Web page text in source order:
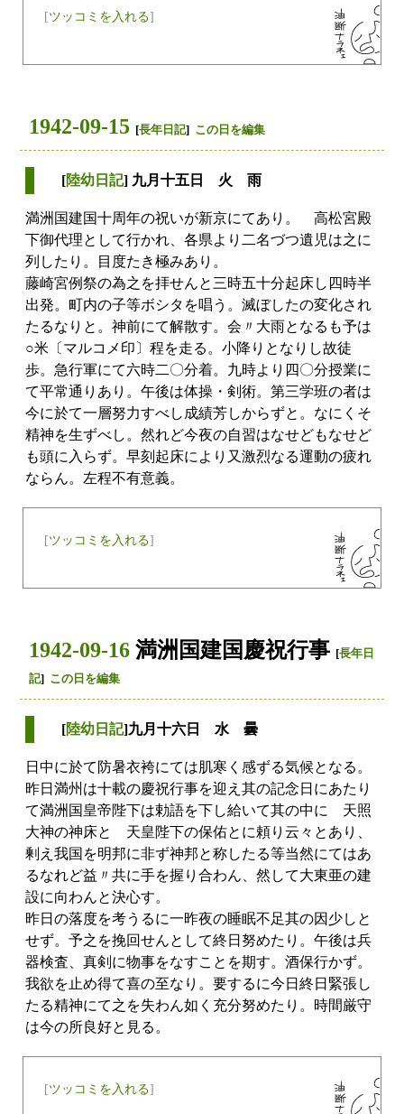
[ツッコミを入れる]
1942-09-15 [長年日記] この日を編集
[陸幼日記] 九月十五日 火 雨
満洲国建国十周年の祝いが新京にてあり。 高松宮殿
下御代理として行かれ、各県より二名づつ遺児は之に
列したり。目度たき極みあり。
藤崎宮例祭の為之を拝せんと三時五十分起床し四時半
出発。町内の子等ボシタを唱う。滅ぼしたの変化され
たるなりと。神前にて解散す。会〃大雨となるも予は
○米〔マルコメ印〕程を走る。小降りとなりし故徒
歩。急行軍にて六時二〇分着。九時より四〇分授業に
て平常通りあり。午後は体操・剣術。第三学班の者は
今に於て一層努力すべし成績芳しからずと。なにくそ
精神を生ずべし。然れど今夜の自習はなせどもなせど
も頭に入らず。早刻起床により又激烈なる運動の疲れ
ならん。左程不有意義。
[ツッコミを入れる]
1942-09-16 満洲国建国慶祝行事 [長年日
記] この日を編集
[陸幼日記]九月十六日 水 曇
日中に於て防暑衣袴にては肌寒く感ずる気候となる。
昨日満州は十載の慶祝行事を迎え其の記念日にあたり
て満洲国皇帝陛下は勅語を下し給いて其の中に 天照
大神の神床と 天皇陛下の保佑とに頼り云々とあり、
剰え我国を明邦に非ず神邦と称したる等当然にてはあ
るなれど益〃共に手を握り合わん、然して大東亜の建
設に向わんと決心す。
昨日の落度を考うるに一昨夜の睡眠不足其の因少しと
せず。予之を挽回せんとして終日努めたり。午後は兵
器検査、真剣に物事をなすことを期す。酒保行かず。
我欲を止め得て喜の至なり。要するに今日終日緊張し
たる精神にて之を失わん如く充分努めたり。時間厳守
は今の所良好と見る。
[ツッコミを入れる]